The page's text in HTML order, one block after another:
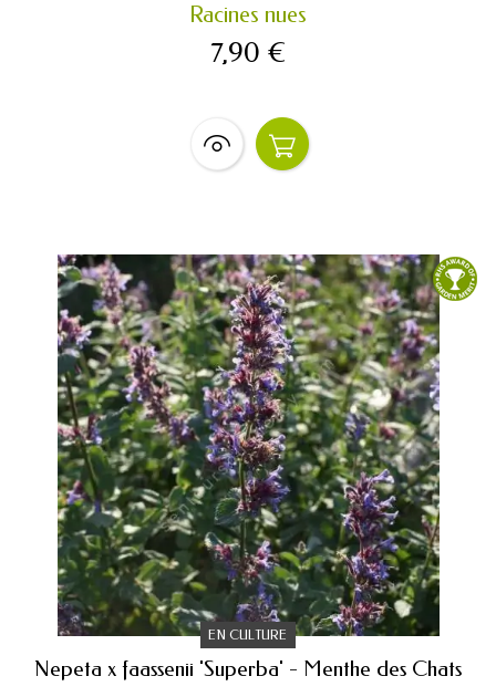
Racines nues
7,90 €
EN CULTURE
Nepeta x faassenii 'Superba' - Menthe des Chats